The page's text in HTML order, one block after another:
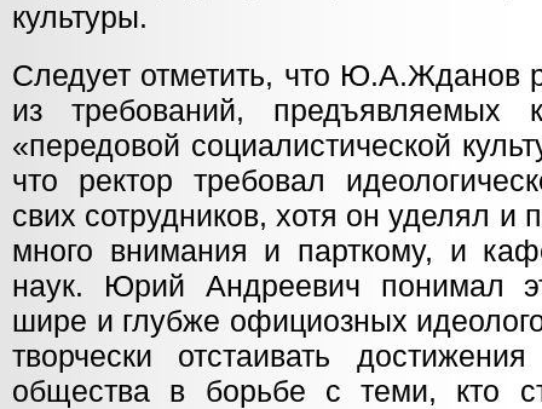
культуры.
Следует отметить, что Ю.А.Жданов
из требований,
«передовой социалистической
что ректор требовал
свих сотрудников, хотя он уделял и
много внимания и парткому, и
наук. Юрий Андреевич понимал
шире и глубже официозных
творчески отстаивать достижения
общества в борьбе с теми, кто